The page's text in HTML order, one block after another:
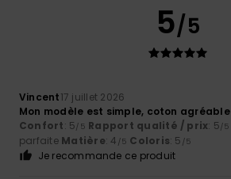
5/5
Vincent17 juillet 2026
Mon modèle est simple, coton agréable
Confort: 5/5 Rapport qualité / prix: 5/5
parfaite Matière: 4 /5 Coloris: 5 /5
Je recommande ce produit